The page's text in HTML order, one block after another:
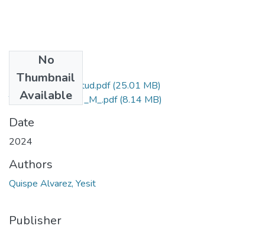
No
Thumbnail
Available
Grado de Similitud.pdf(25.01 MB)
T036_41543003_M_.pdf(8.14 MB)
Date
2024
Authors
Quispe Alvarez, Yesit
Publisher